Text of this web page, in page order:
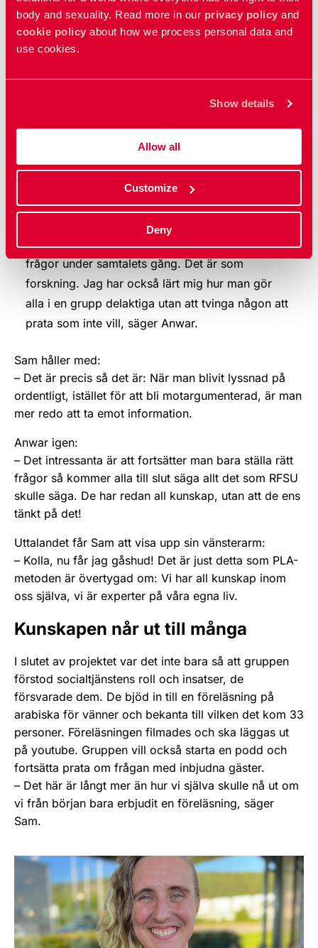
body and sexuality. Read more in our privacy policy and
cookie policy about how we process personal data and
use cookies.
Show details
Allow all
Customize
Deny
– Jag har lärt mig att leda samtal på ett nytt sätt.
Hur man kan ställa frågor och få svar och nya
frågor under samtalets gång. Det är som
forskning. Jag har också lärt mig hur man gör
alla i en grupp delaktiga utan att tvinga någon att
prata som inte vill, säger Anwar.
Sam håller med:
– Det är precis så det är: När man blivit lyssnad på
ordentligt, istället för att bli motargumenterad, är man
mer redo att ta emot information.
Anwar igen:
– Det intressanta är att fortsätter man bara ställa rätt
frågor så kommer alla till slut säga allt det som RFSU
skulle säga. De har redan all kunskap, utan att de ens
tänkt på det!
Uttalandet får Sam att visa upp sin vänsterarm:
– Kolla, nu får jag gåshud! Det är just detta som PLA-
metoden är övertygad om: Vi har all kunskap inom
oss själva, vi är experter på våra egna liv.
Kunskapen når ut till många
I slutet av projektet var det inte bara så att gruppen
förstod socialtjänstens roll och insatser, de
försvarade dem. De bjöd in till en föreläsning på
arabiska för vänner och bekanta till vilken det kom 33
personer. Föreläsningen filmades och ska läggas ut
på youtube. Gruppen vill också starta en podd och
fortsätta prata om frågan med inbjudna gäster.
– Det här är långt mer än hur vi själva skulle nå ut om
vi från början bara erbjudit en föreläsning, säger
Sam.